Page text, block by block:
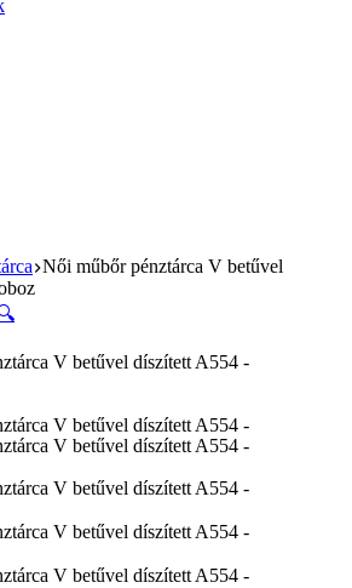
Női műbőr pénztárca V betűvel